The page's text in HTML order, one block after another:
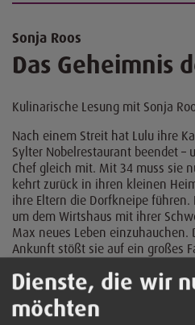
Sonja Roos
Das Geheimnis
Kulinarische Lesung mit Sonja
Nach einem Streit hat Lulu ihre
Sylter Nobelrestaurant beendet –
Chef gleich mit. Mit 34 muss sie
kehrt zurück in ihren kleinen
ihre Eltern die Dorfkneipe
um dem Wirtshaus mit ihrer
Max neues Leben
Ankunft stößt sie auf ein großes
Alles begann 1945 mit dem
als im Dorf nur noch Frauen übrig
Dienste, die wir
möchten